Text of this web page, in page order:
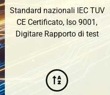
Standard nazionali IEC TUV
CE Certificato, Iso 9001,
Digitare Rapporto di test